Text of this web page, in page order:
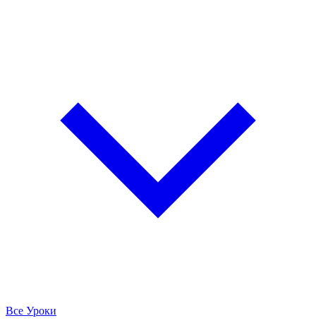
Все Уроки